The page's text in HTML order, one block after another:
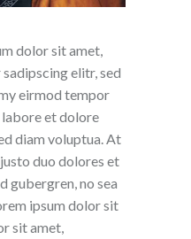
dolor sit amet,
elitr, sed
eirmod tempor
et dolore
diam voluptua. At
duo dolores et
gubergren, no sea
ipsum dolor sit
sit amet,